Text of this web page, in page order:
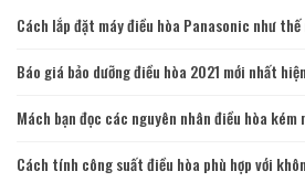
Cách lắp đặt máy điều hòa Panasonic như thế
Báo giá bảo dưỡng điều hòa 2021 mới nhất
Mách bạn đọc các nguyên nhân điều hòa
Cách tính công suất điều hòa phù hợp với